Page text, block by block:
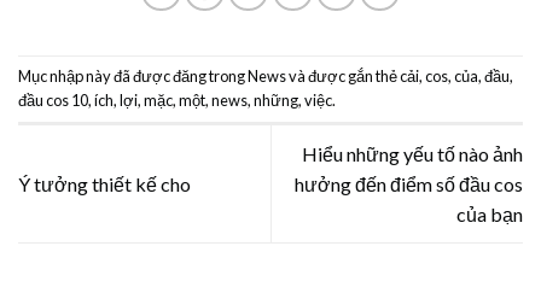
Mục nhập này đã được đăng trongNewsvà được gắn thẻcải,cos,của,đầu,
đầu cos 10,ích,lợi,mặc,một,news,những,việc.
Ý tưởng thiết kế cho
Hiểu những yếu tố nào ảnh
hưởng đến điểm số đầu cos
của bạn